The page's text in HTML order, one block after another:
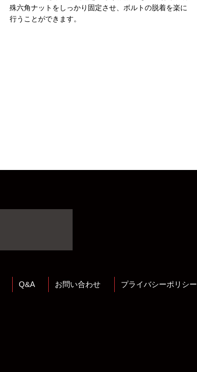
殊六角ナットをしっかり固定させ、ボルトの脱着を楽に
行うことができます。
Q&A お問い合わせ プライバシーポリシー